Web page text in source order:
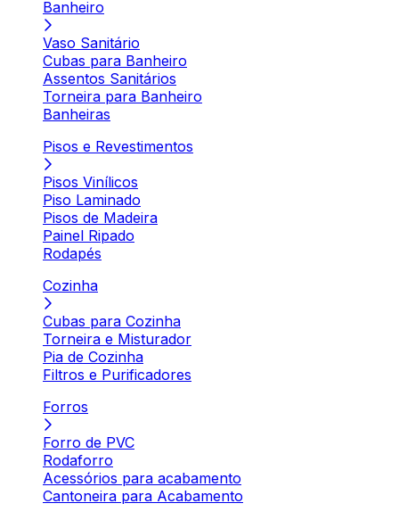
Banheiro
Vaso Sanitário
Cubas para Banheiro
Assentos Sanitários
Torneira para Banheiro
Banheiras
Pisos e Revestimentos
Pisos Vinílicos
Piso Laminado
Pisos de Madeira
Painel Ripado
Rodapés
Cozinha
Cubas para Cozinha
Torneira e Misturador
Pia de Cozinha
Filtros e Purificadores
Forros
Forro de PVC
Rodaforro
Acessórios para acabamento
Cantoneira para Acabamento